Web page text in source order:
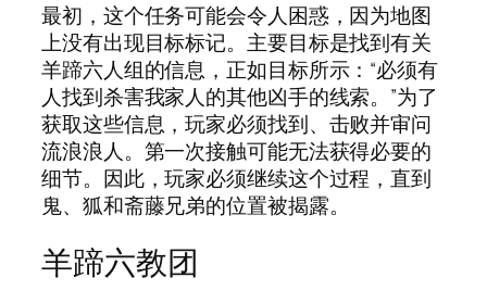
最初，这个任务可能会令人困惑，因为地图
上没有出现目标标记。主要目标是找到有关
羊蹄六人组的信息，正如目标所示：“必须有
人找到杀害我家人的其他凶手的线索。”为了
获取这些信息，玩家必须找到、击败并审问
流浪浪人。第一次接触可能无法获得必要的
细节。因此，玩家必须继续这个过程，直到
鬼、狐和斋藤兄弟的位置被揭露。
羊蹄六教团